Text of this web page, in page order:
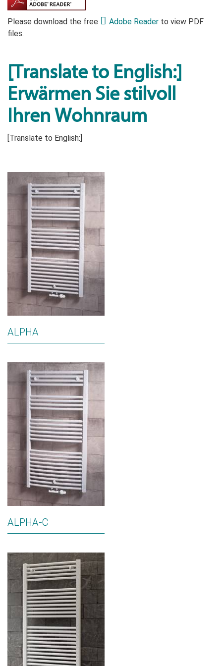
Please download the free Adobe Reader to view PDF
files.
[Translate to English:]
Erwärmen Sie stilvoll
Ihren Wohnraum
[Translate to English:]
ALPHA
ALPHA-C